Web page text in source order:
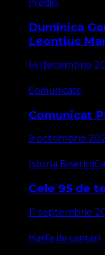
Predici
Duminica
Leontiuc
14 decembrie
Comunicate
Comunicat
9 octombrie
Istoria Bisericii
Cele 95 de
11 septembrie
Harfa de cantari